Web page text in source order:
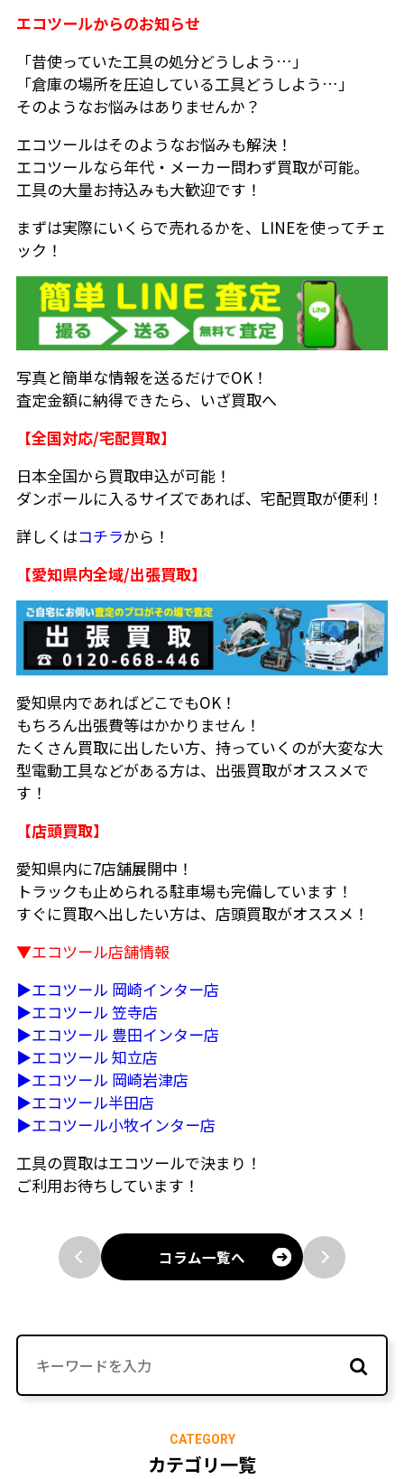
エコツールからのお知らせ
「昔使っていた工具の処分どうしよう…」
「倉庫の場所を圧迫している工具どうしよう…」
そのようなお悩みはありませんか？
エコツールはそのようなお悩みも解決！
エコツールなら年代・メーカー問わず買取が可能。
工具の大量お持込みも大歓迎です！
まずは実際にいくらで売れるかを、LINEを使ってチェ
ック！
写真と簡単な情報を送るだけでOK！
査定金額に納得できたら、いざ買取へ
【全国対応/宅配買取】
日本全国から買取申込が可能！
ダンボールに入るサイズであれば、宅配買取が便利！
詳しくはコチラから！
【愛知県内全域/出張買取】
愛知県内であればどこでもOK！
もちろん出張費等はかかりません！
たくさん買取に出したい方、持っていくのが大変な大
型電動工具などがある方は、出張買取がオススメで
す！
【店頭買取】
愛知県内に7店舗展開中！
トラックも止められる駐車場も完備しています！
すぐに買取へ出したい方は、店頭買取がオススメ！
▼エコツール店舗情報
▶エコツール 岡崎インター店
▶エコツール 笠寺店
▶エコツール 豊田インター店
▶エコツール 知立店
▶エコツール 岡崎岩津店
▶エコツール半田店
▶エコツール小牧インター店
工具の買取はエコツールで決まり！
ご利用お待ちしています！
コラム一覧へ
CATEGORY
カテゴリ一覧